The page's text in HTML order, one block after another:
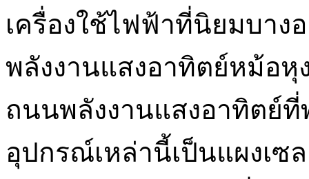
เครื่องใช้ไฟฟ้าที่นิยมบาง
พลังงานแสงอาทิตย์หม้อหุ
ถนนพลังงานแสงอาทิตย์
อุปกรณ์เหล่านี้เป็นแผงเซ